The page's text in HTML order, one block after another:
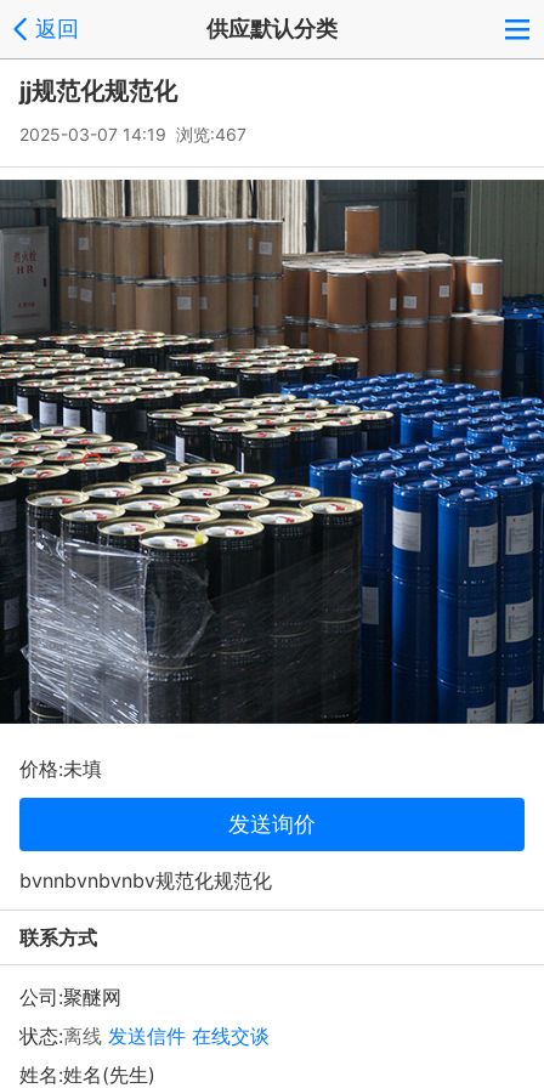
返回 供应默认分类
jj规范化规范化
2025-03-07 14:19 浏览:467
价格:未填
发送询价
bvnnbvnbvnbv规范化规范化
联系方式
公司:聚醚网
状态:离线 发送信件 在线交谈
姓名:姓名(先生)